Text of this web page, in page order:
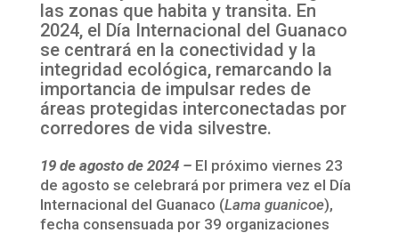
las zonas que habita y transita. En
2024, el Día Internacional del Guanaco
se centrará en la conectividad y la
integridad ecológica, remarcando la
importancia de impulsar redes de
áreas protegidas interconectadas por
corredores de vida silvestre.
19 de agosto de 2024 –El próximo viernes 23
de agosto se celebrará por primera vez el Día
Internacional del Guanaco (Lama guanicoe),
fecha consensuada por 39 organizaciones